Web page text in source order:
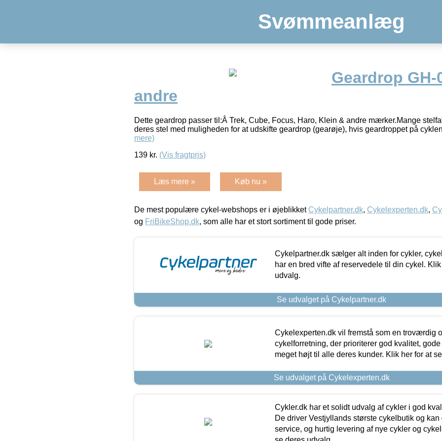
Svømmeanlæg
Geardrop GH-
andre
Dette geardrop passer til:Â Trek, Cube, Focus, Haro, Klein & andre mærker.Mange
deres stel med muligheden for at udskifte geardrop (gearøje), hvis geardroppet på
mere)
139 kr. (Vis fragtpris)
Læs mere » Køb nu »
De mest populære cykel-webshops er i øjeblikket Cykelpartner.dk, Cykelexperten.dk,
og FriBikeShop.dk, som alle har et stort sortiment til gode priser.
Cykelpartner.dk sælger alt inden for cykler,
har en bred vifte af reservedele til din cykel.
udvalg.
Se udvalget på Cykelpartner.dk
Cykelexperten.dk vil fremstå som en troværdig
cykelforretning, der prioriterer god kvalitet,
meget højt til alle deres kunder. Klik her for at
Se udvalget på Cykelexperten.dk
Cykler.dk har et solidt udvalg af cykler i god
De driver Vestjyllands største cykelbutik og kan
service, og hurtig levering af nye cykler og